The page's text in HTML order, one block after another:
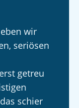
wir
seriösen
getreu
schier